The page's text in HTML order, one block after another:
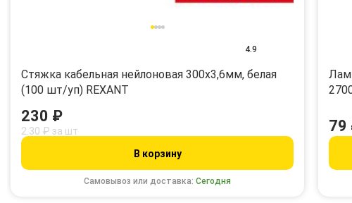
4.9
Стяжка кабельная нейлоновая 300x3,6мм, белая
(100 шт/уп) REXANT
Самовывоз или доставка:Сегодня
230 ₽
2.30 ₽ за шт
В корзину
79